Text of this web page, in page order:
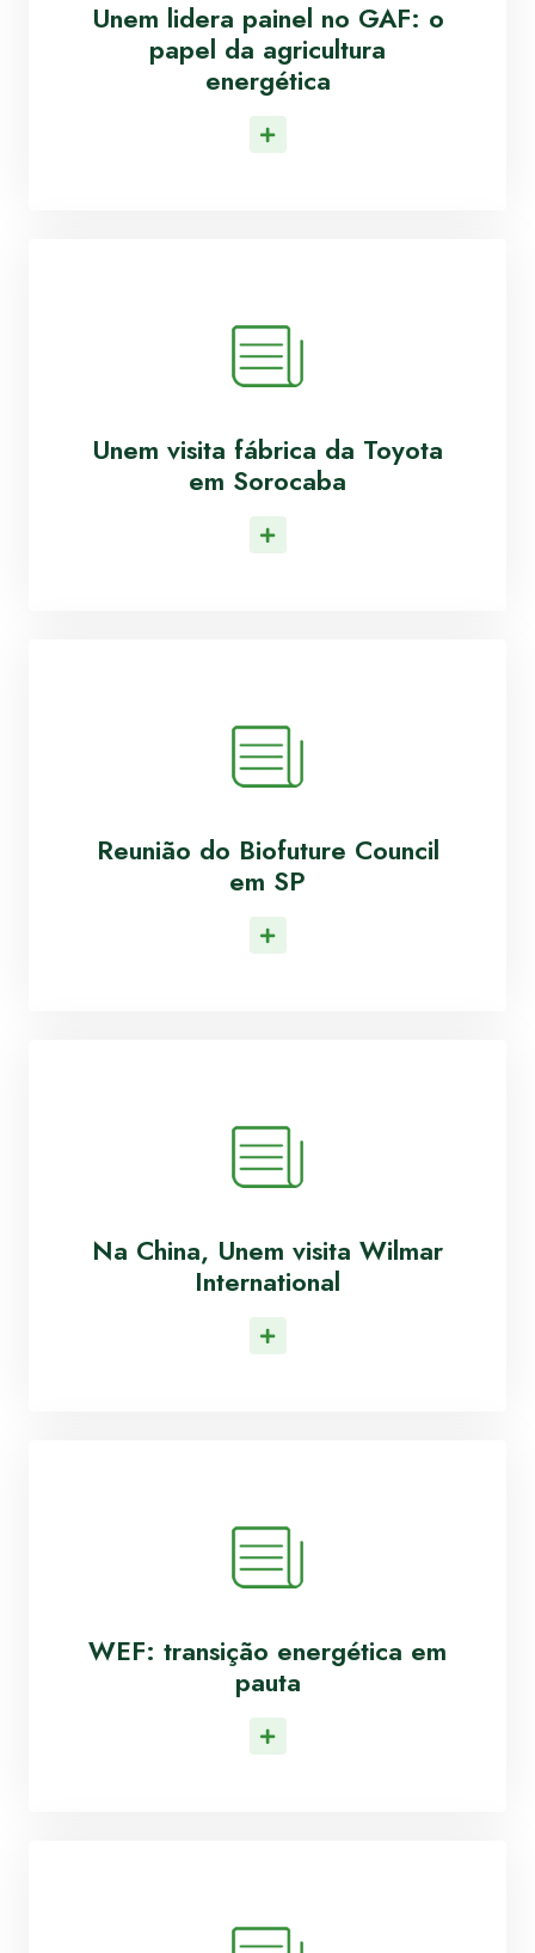
Unem lidera painel no GAF: o
papel da agricultura
energética
Unem visita fábrica da Toyota
em Sorocaba
Reunião do Biofuture Council
em SP
Na China, Unem visita Wilmar
International
WEF: transição energética em
pauta